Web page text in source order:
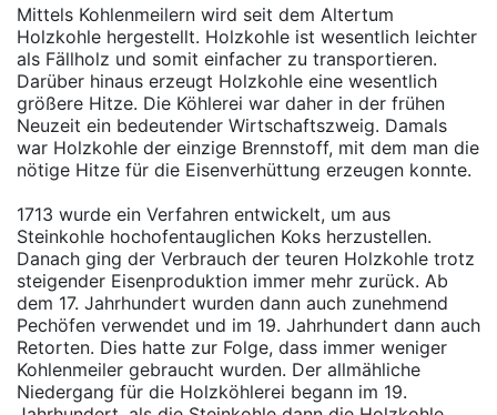
Mittels Kohlenmeilern wird seit dem Altertum
Holzkohle hergestellt. Holzkohle ist wesentlich leichter
als Fällholz und somit einfacher zu transportieren.
Darüber hinaus erzeugt Holzkohle eine wesentlich
größere Hitze. Die Köhlerei war daher in der frühen
Neuzeit ein bedeutender Wirtschaftszweig. Damals
war Holzkohle der einzige Brennstoff, mit dem man die
nötige Hitze für die Eisenverhüttung erzeugen konnte.
1713 wurde ein Verfahren entwickelt, um aus
Steinkohle hochofentauglichen Koks herzustellen.
Danach ging der Verbrauch der teuren Holzkohle trotz
steigender Eisenproduktion immer mehr zurück. Ab
dem 17. Jahrhundert wurden dann auch zunehmend
Pechöfen verwendet und im 19. Jahrhundert dann auch
Retorten. Dies hatte zur Folge, dass immer weniger
Kohlenmeiler gebraucht wurden. Der allmähliche
Niedergang für die Holzköhlerei begann im 19.